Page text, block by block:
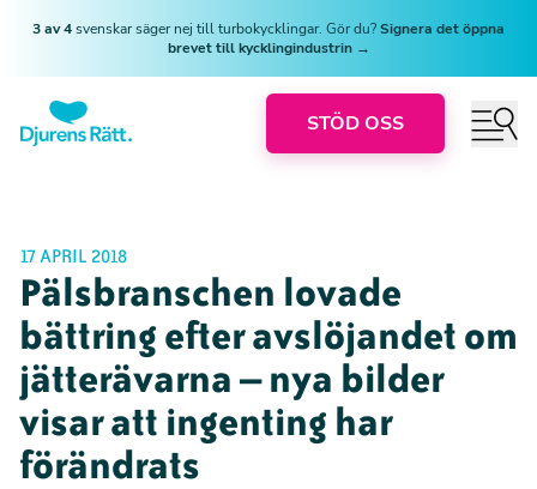
3 av 4svenskar säger nej till turbokycklingar. Gör du?Signera det öppna
brevet till kycklingindustrin →
STÖD OSS
17 APRIL 2018
Pälsbranschen lovade
bättring efter avslöjandet om
jätterävarna – nya bilder
visar att ingenting har
förändrats